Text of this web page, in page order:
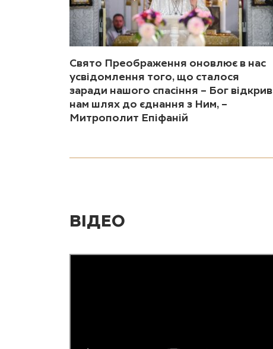
Свято Преображення оновлює в нас
усвідомлення того, що сталося
заради нашого спасіння – Бог відкрив
нам шлях до єднання з Ним, –
Митрополит Епіфаній
ВІДЕО